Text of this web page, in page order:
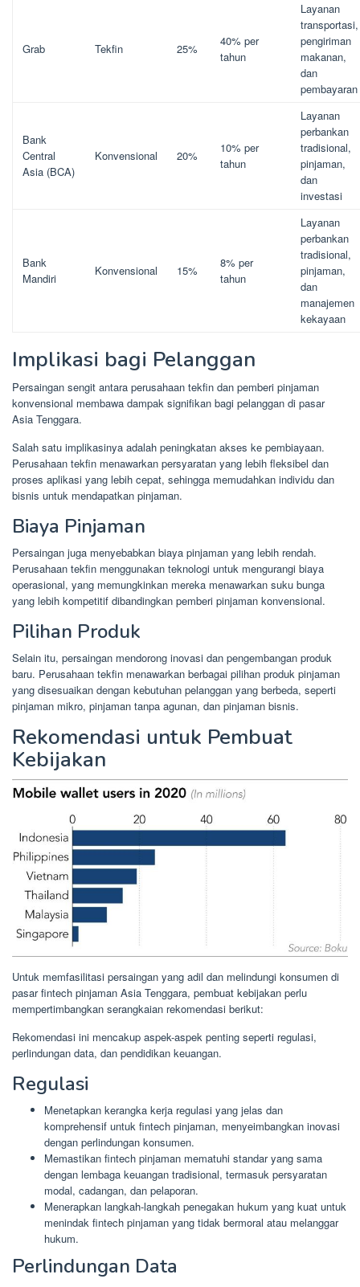
Grab Tekfin 25%
40% per
tahun
Layanan
transportasi,
pengiriman
makanan,
dan
pembayaran
Bank
Central
Asia (BCA)
Konvensional 20%
10% per
tahun
Layanan
perbankan
tradisional,
pinjaman,
dan
investasi
Bank
Mandiri
Konvensional 15%
8% per
tahun
Layanan
perbankan
tradisional,
pinjaman,
dan
manajemen
kekayaan
Implikasi bagi Pelanggan
Persaingan sengit antara perusahaan tekfin dan pemberi pinjaman
konvensional membawa dampak signifikan bagi pelanggan di pasar
Asia Tenggara.
Salah satu implikasinya adalah peningkatan akses ke pembiayaan.
Perusahaan tekfin menawarkan persyaratan yang lebih fleksibel dan
proses aplikasi yang lebih cepat, sehingga memudahkan individu dan
bisnis untuk mendapatkan pinjaman.
Biaya Pinjaman
Persaingan juga menyebabkan biaya pinjaman yang lebih rendah.
Perusahaan tekfin menggunakan teknologi untuk mengurangi biaya
operasional, yang memungkinkan mereka menawarkan suku bunga
yang lebih kompetitif dibandingkan pemberi pinjaman konvensional.
Pilihan Produk
Selain itu, persaingan mendorong inovasi dan pengembangan produk
baru. Perusahaan tekfin menawarkan berbagai pilihan produk pinjaman
yang disesuaikan dengan kebutuhan pelanggan yang berbeda, seperti
pinjaman mikro, pinjaman tanpa agunan, dan pinjaman bisnis.
Rekomendasi untuk Pembuat
Kebijakan
Untuk memfasilitasi persaingan yang adil dan melindungi konsumen di
pasar fintech pinjaman Asia Tenggara, pembuat kebijakan perlu
mempertimbangkan serangkaian rekomendasi berikut:
Rekomendasi ini mencakup aspek-aspek penting seperti regulasi,
perlindungan data, dan pendidikan keuangan.
Regulasi
Menetapkan kerangka kerja regulasi yang jelas dan
komprehensif untuk fintech pinjaman, menyeimbangkan inovasi
dengan perlindungan konsumen.
Memastikan fintech pinjaman mematuhi standar yang sama
dengan lembaga keuangan tradisional, termasuk persyaratan
modal, cadangan, dan pelaporan.
Menerapkan langkah-langkah penegakan hukum yang kuat untuk
menindak fintech pinjaman yang tidak bermoral atau melanggar
hukum.
Perlindungan Data